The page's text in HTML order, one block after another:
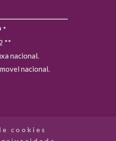
*
**
nacional.
nacional.
cookies